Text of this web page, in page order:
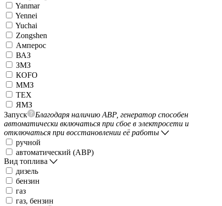
Yanmar
Yennei
Yuchai
Zongshen
Амперос
ВАЗ
ЗМЗ
КОFO
ММЗ
ТЕХ
ЯМЗ
Запуск
Благодаря наличию АВР, генератор способен
автоматически включаться при сбое в электросети и
отключаться при восстановлении её работы
ручной
автоматический (АВР)
Вид топлива
дизель
бензин
газ
газ, бензин